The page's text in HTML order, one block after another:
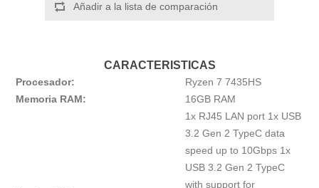
Añadir a la lista de comparación
CARACTERISTICAS
Procesador:
Ryzen 7 7435HS
Memoria RAM:
16GB RAM
1x RJ45 LAN port 1x USB
3.2 Gen 2 TypeC data
speed up to 10Gbps 1x
USB 3.2 Gen 2 TypeC
with support for